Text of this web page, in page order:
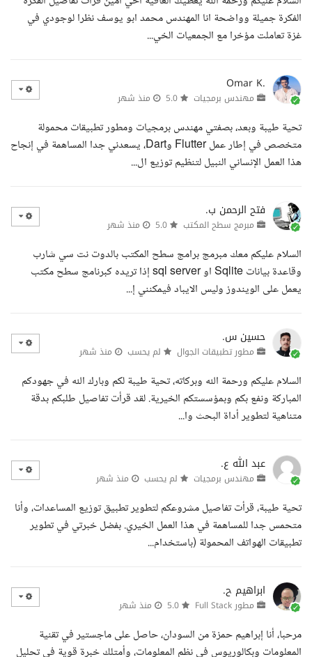
الفكرة جميلة وواضحة انا المهندس محمد ابو يوسف نظرا لوجودي في
غزة تعاملت مؤخرا مع الجمعيات الخي...
Omar K.
مهندس برمجيات منذ شهر
تحية طيبة وبعد، بصفتي مهندس برمجيات ومطور تطبيقات محمولة
متخصص في إطار عمل Flutter وDart، يسعدني جدا المساهمة في إنجاح
هذا العمل الإنساني النبيل لتنظيم توزيع ال...
فتح الرحمن ب.
مبرمج سطح المكتب منذ شهر
السلام عليكم معك مبرمج برامج سطح المكتب بالدوت نت سي شارب
وقاعدة بيانات Sqlite او sql server إذا تريده كبرنامج سطح مكتب
يعمل على الويندوز وليس الايباد فيمكنني إ...
حسين س.
مطور تطبيقات الجوال لم يحسب منذ شهر
السلام عليكم ورحمة الله وبركاته، تحية طيبة لكم وبارك الله في جهودكم
المباركة ونفع بكم وبمؤسستكم الخيرية. لقد قرأت تفاصيل طلبكم بدقة
متناهية لتطوير أداة البحث وا...
عبد الله ع.
مهندس برمجيات لم يحسب منذ شهر
تحية طيبة، قرأت تفاصيل مشروعكم لتطوير تطبيق توزيع المساعدات، وأنا
متحمس جدا للمساهمة في هذا العمل الخيري. بفضل خبرتي في تطوير
تطبيقات الهواتف المحمولة (باستخدام...
ابراهيم ح.
مطور Full Stack منذ شهر
مرحبا، أنا إبراهيم حمزة من السودان، حاصل على ماجستير في تقنية
المعلومات وبكالوريوس في نظم المعلومات، وأمتلك خبرة قوية في تحليل